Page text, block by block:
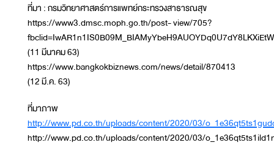
ที่มา : กรมวิทยาศาสตร์การแพทย์กระทรวงสาธารณสุข
https://www3.dmsc.moph.go.th/post- view/705?
(11 มีนาคม 63)
https://www.bangkokbiznews.com/news/detail/870413
(12 มี.ค. 63)
ที่มาภาพ
http://www.pd.co.th/uploads/content/2020/03/
http://www.pd.co.th/uploads/content/2020/03/